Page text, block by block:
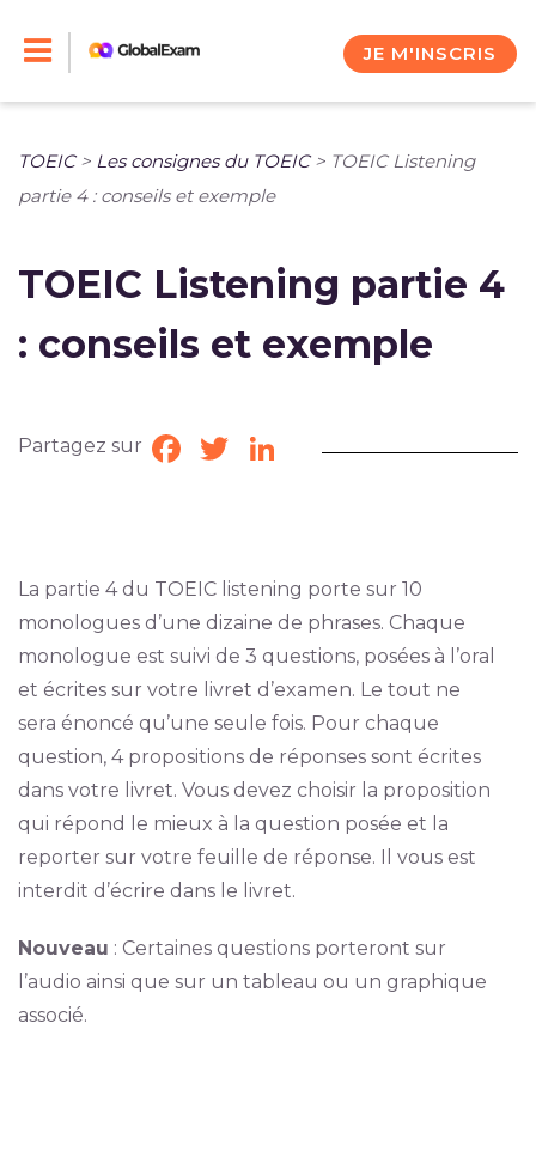
JE M'INSCRIS
TOEIC> Les consignes du TOEIC> TOEIC Listening
partie 4 : conseils et exemple
TOEIC Listening partie 4
: conseils et exemple
Partagez sur Facebook
TwitterLinkedIn
La partie 4 du TOEIC listening porte sur 10
monologues d’une dizaine de phrases. Chaque
monologue est suivi de 3 questions, posées à l’oral
et écrites sur votre livret d’examen. Le tout ne
sera énoncé qu’une seule fois. Pour chaque
question, 4 propositions de réponses sont écrites
dans votre livret. Vous devez choisir la proposition
qui répond le mieux à la question posée et la
reporter sur votre feuille de réponse. Il vous est
interdit d’écrire dans le livret.
Nouveau : Certaines questions porteront sur
l’audio ainsi que sur un tableau ou un graphique
associé.